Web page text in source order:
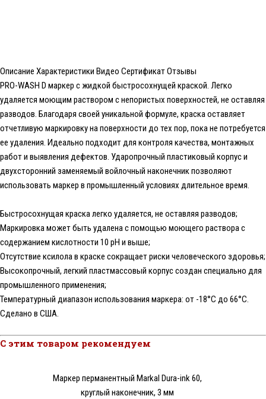
Описание Характеристики Видео СертификатОтзывы
PRO-WASH D маркер с жидкой быстросохнущей краской. Легко
удаляется моющим раствором с непористых поверхностей, не оставляя
разводов. Благодаря своей уникальной формуле, краска оставляет
отчетливую маркировку на поверхности до тех пор, пока не потребуется
ее удаления. Идеально подходит для контроля качества, монтажных
работ и выявления дефектов. Ударопрочный пластиковый корпус и
двухсторонний заменяемый войлочный наконечник позволяют
использовать маркер в промышленный условиях длительное время.
Быстросохнущая краска легко удаляется, не оставляя разводов;
Маркировка может быть удалена с помощью моющего раствора с
содержанием кислотности 10 pH и выше;
Отсутствие ксилола в краске сокращает риски человеческого здоровья;
Высокопрочный, легкий пластмассовый корпус создан специально для
промышленного применения;
Температурный диапазон использования маркера: от -18°C до 66°C.
Сделано в США.
С этим товаром рекомендуем
Маркер перманентный Markal Dura-ink 60,
круглый наконечник, 3 мм